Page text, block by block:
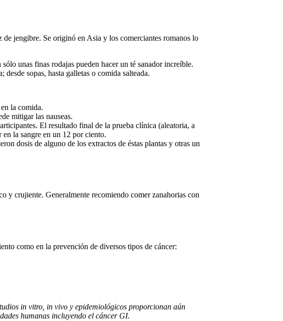
jengibre. Se originó en Asia y los comerciantes romanos lo
unas finas rodajas pueden hacer un té sanador increíble.
sopas, hasta galletas o comida salteada.
la comida.
mitigar las nauseas.
El resultado final de la prueba clínica (aleatoria, a
la sangre en un 12 por ciento.
dosis de alguno de los extractos de éstas plantas y otras un
y crujiente. Generalmente recomiendo comer zanahorias con
como en la prevención de diversos tipos de cáncer:
in vitro, in vivo y epidemiológicos proporcionan aún
humanas incluyendo el cáncer GI.